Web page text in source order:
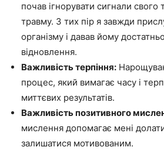
почав ігнорувати сигнали свого
травму. З тих пір я завжди
організму і давав йому
відновлення.
Важливість терпіння:
процес, який вимагає часу і
миттєвих результатів.
Важливість позитивного
мислення допомагає мені
залишатися мотивованим.